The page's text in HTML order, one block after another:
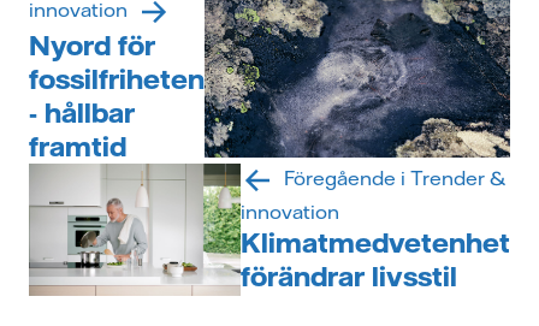
Föregående i Trender &
innovation
Klimatmedvetenhet
förändrar livsstil
innovation
Nyord för
fossilfriheten
- hållbar
framtid